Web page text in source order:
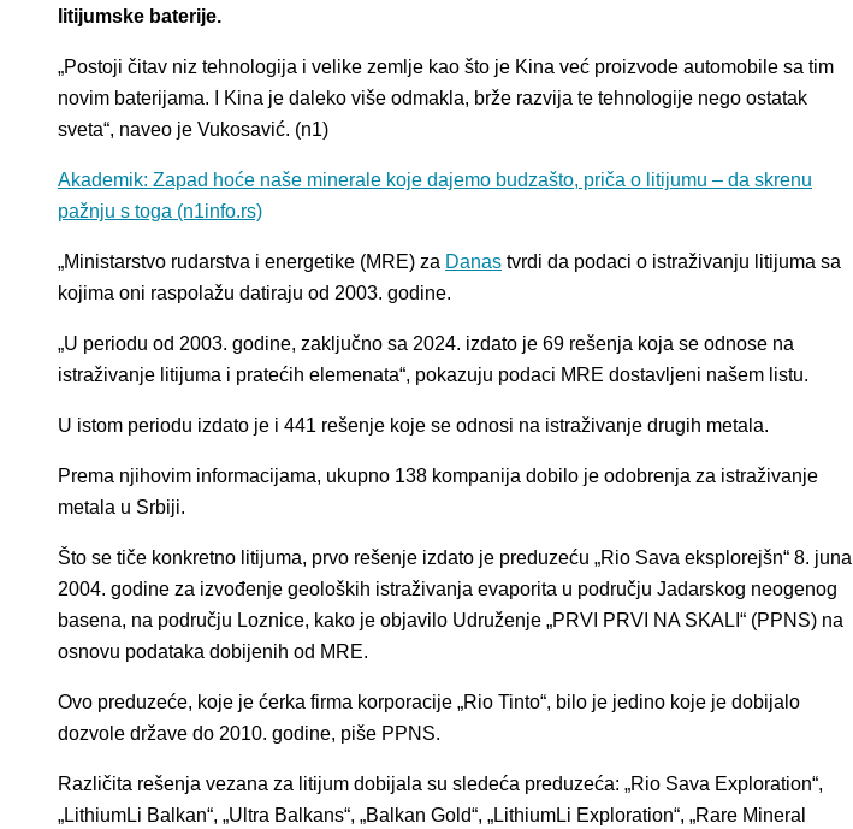
litijumske baterije.
„Postoji čitav niz tehnologija i velike zemlje kao što je Kina već proizvode automobile sa tim
novim baterijama. I Kina je daleko više odmakla, brže razvija te tehnologije nego ostatak
sveta“, naveo je Vukosavić. (n1)
Akademik: Zapad hoće naše minerale koje dajemo budzašto, priča o litijumu – da skrenu
pažnju s toga (n1info.rs)
„Ministarstvo rudarstva i energetike (MRE) za Danas tvrdi da podaci o istraživanju litijuma sa
kojima oni raspolažu datiraju od 2003. godine.
„U periodu od 2003. godine, zaključno sa 2024. izdato je 69 rešenja koja se odnose na
istraživanje litijuma i pratećih elemenata“, pokazuju podaci MRE dostavljeni našem listu.
U istom periodu izdato je i 441 rešenje koje se odnosi na istraživanje drugih metala.
Prema njihovim informacijama, ukupno 138 kompanija dobilo je odobrenja za istraživanje
metala u Srbiji.
Što se tiče konkretno litijuma, prvo rešenje izdato je preduzeću „Rio Sava eksplorejšn“ 8. juna
2004. godine za izvođenje geoloških istraživanja evaporita u području Jadarskog neogenog
basena, na području Loznice, kako je objavilo Udruženje „PRVI PRVI NA SKALI“ (PPNS) na
osnovu podataka dobijenih od MRE.
Ovo preduzeće, koje je ćerka firma korporacije „Rio Tinto“, bilo je jedino koje je dobijalo
dozvole države do 2010. godine, piše PPNS.
Različita rešenja vezana za litijum dobijala su sledeća preduzeća: „Rio Sava Exploration“,
„LithiumLi Balkan“, „Ultra Balkans“, „Balkan Gold“, „LithiumLi Exploration“, „Rare Mineral